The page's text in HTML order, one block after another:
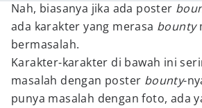
Nah, biasanya jika ada poster
ada karakter yang merasa bounty
bermasalah.
Karakter-karakter di bawah ini
masalah dengan poster bounty-
punya masalah dengan foto, ada